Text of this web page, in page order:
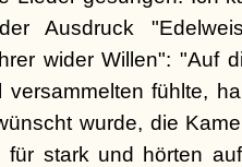
Ausdruck
wider Willen": "Auf
fühlte,
wurde, die
für stark und hörten